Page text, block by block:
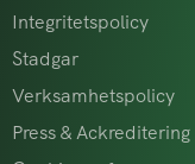
Integritetspolicy
Stadgar
Verksamhetspolicy
Press & Ackreditering